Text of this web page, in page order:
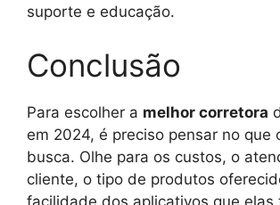
suporte e educação.
Conclusão
Para escolher a melhor corretora
em 2024, é preciso pensar no que
busca. Olhe para os custos, o
cliente, o tipo de produtos
facilidade dos aplicativos que elas